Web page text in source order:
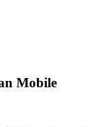
Mobile